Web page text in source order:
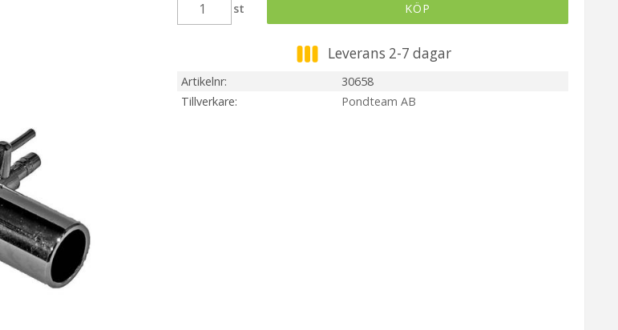
st
KÖP
Leverans 2-7 dagar
Artikelnr
30658
Tillverkare
Pondteam AB